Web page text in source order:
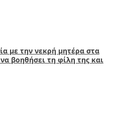
με την νεκρή μητέρα στα
βοηθήσει τη φίλη της και